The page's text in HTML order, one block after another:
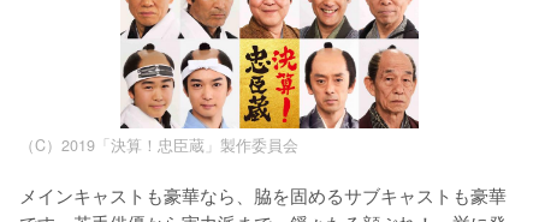
（C）2019「決算！忠臣蔵」製作委員会
メインキャストも豪華なら、脇を固めるサブキャストも豪華